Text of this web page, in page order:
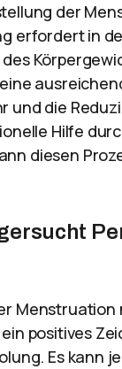
der
erfordert in
und die
Hilfe
diesen
Menstruation
positives
Es kann